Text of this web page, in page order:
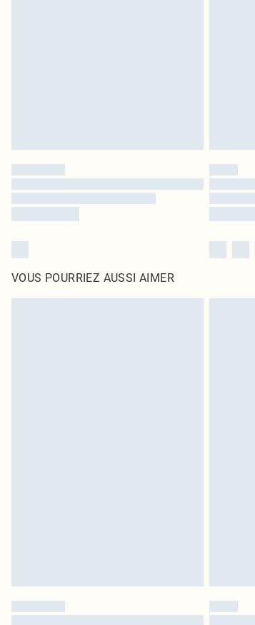
VOUS POURRIEZ AUSSI AIMER